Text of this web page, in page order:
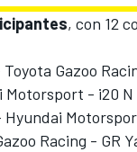
, con 12
Toyota Gazoo
Motorsport - i20 N
Hyundai
Racing - GR